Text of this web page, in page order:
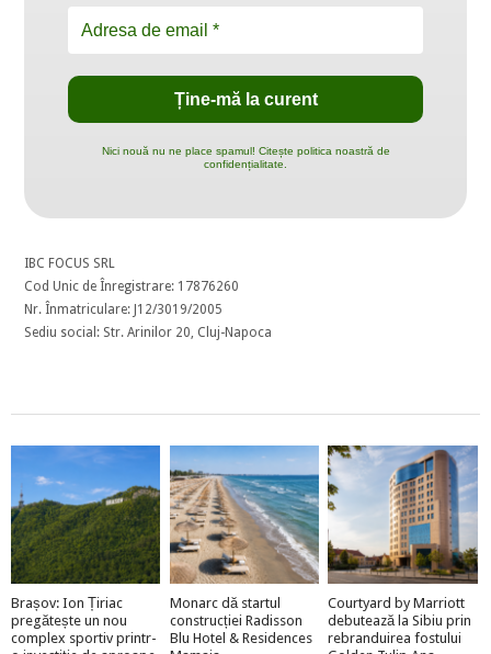
Nici nouă nu ne place spamul! Citește politica noastră de
confidențialitate.
IBC FOCUS SRL
Cod Unic de Înregistrare: 17876260
Nr. Înmatriculare: J12/3019/2005
Sediu social: Str. Arinilor 20, Cluj-Napoca
Brașov: Ion Țiriac
pregătește un nou
complex sportiv printr-
Monarc dă startul
construcției Radisson
Blu Hotel & Residences
Courtyard by Marriott
debutează la Sibiu prin
rebranduirea fostului